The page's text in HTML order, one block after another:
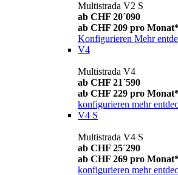
Multistrada V2 S
ab CHF 20´090
ab CHF 209 pro
Konfigurieren Mehr
V4
Multistrada V4
ab CHF 21´590
ab CHF 229 pro
konfigurieren mehr
V4 S
Multistrada V4 S
ab CHF 25´290
ab CHF 269 pro
konfigurieren mehr